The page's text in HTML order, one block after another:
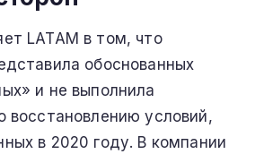
LATAM в том, что
обоснованных
и не выполнила
восстановлению условий,
в 2020 году. В компании